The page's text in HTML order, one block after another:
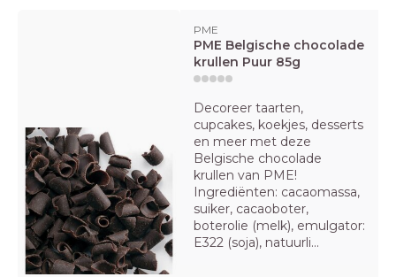
PME
PME Belgische chocolade
krullen Puur 85g
Decoreer taarten,
cupcakes, koekjes, desserts
en meer met deze
Belgische chocolade
krullen van PME!
Ingrediënten: cacaomassa,
suiker, cacaoboter,
boterolie (melk), emulgator:
E322 (soja), natuurli...